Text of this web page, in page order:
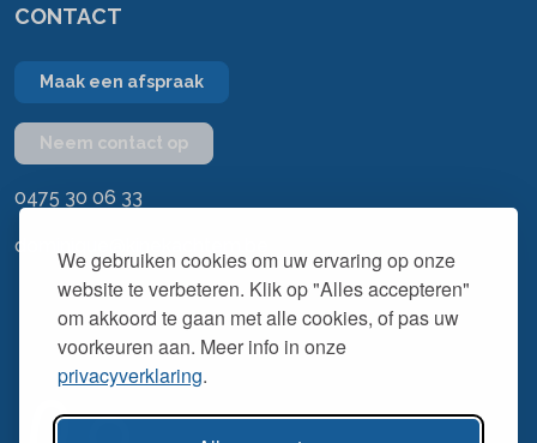
We gebruiken cookies om uw ervaring op onze
website te verbeteren. Klik op "Alles accepteren"
om akkoord te gaan met alle cookies, of pas uw
voorkeuren aan. Meer info in onze
privacyverklaring.
CONTACT
Maak een afspraak
Neem contact op
0475 30 06 33
dominique@kinekachtem.be